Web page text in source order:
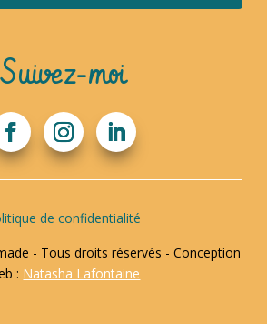
Suivez-moi
de confidentialité
- Tous droits réservés - Conception
: Natasha Lafontaine